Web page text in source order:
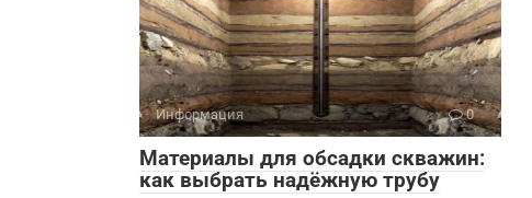
Информация 0
Материалы для обсадки скважин:
как выбрать надёжную трубу